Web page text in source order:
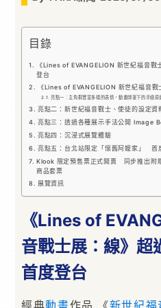
目錄
《Lines of EVANGELION 新世紀福音
登台
《Lines of EVANGELION 新世紀福音
亮點一：主角群豐富多樣的表情，動畫師筆下的手繪原
亮點二：新世紀福音戰士、使徒的設定
亮點三：透過各種展示手法公開 Image
亮點四：沉浸式展覽體驗
亮點五：台北站限定「懷舊阿嬤家」 首
Klook 限定預售票正式開賣 同步推出附
商品套票
展覽資訊
《Lines of
音戰士展：線》
首度登台
經典動畫作品 《新世紀福